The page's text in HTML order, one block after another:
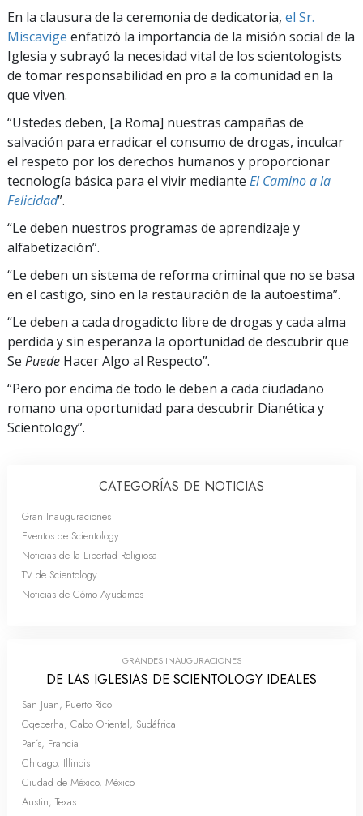
En la clausura de la ceremonia de dedicatoria, el Sr.
Miscavige enfatizó la importancia de la misión social de la
Iglesia y subrayó la necesidad vital de los scientologists
de tomar responsabilidad en pro a la comunidad en la
que viven.
“Ustedes deben, [a Roma] nuestras campañas de
salvación para erradicar el consumo de drogas, inculcar
el respeto por los derechos humanos y proporcionar
tecnología básica para el vivir mediante El Camino a la
Felicidad”.
“Le deben nuestros programas de aprendizaje y
alfabetización”.
“Le deben un sistema de reforma criminal que no se basa
en el castigo, sino en la restauración de la autoestima”.
“Le deben a cada drogadicto libre de drogas y cada alma
perdida y sin esperanza la oportunidad de descubrir que
Se Puede Hacer Algo al Respecto”.
“Pero por encima de todo le deben a cada ciudadano
romano una oportunidad para descubrir Dianética y
Scientology”.
CATEGORÍAS DE NOTICIAS
Gran Inauguraciones
Eventos de Scientology
Noticias de la Libertad Religiosa
TV de Scientology
Noticias de Cómo Ayudamos
GRANDES INAUGURACIONES
DE LAS IGLESIAS DE SCIENTOLOGY IDEALES
San Juan, Puerto Rico
Gqeberha, Cabo Oriental, Sudáfrica
París, Francia
Chicago, Illinois
Ciudad de México, México
Austin, Texas